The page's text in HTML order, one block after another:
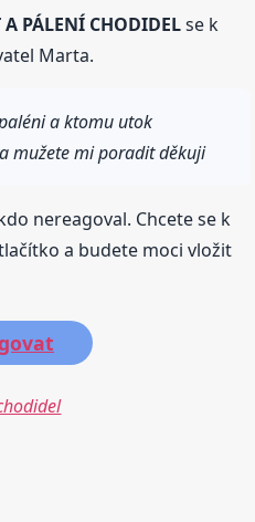
A PÁLENÍ CHODIDELse k
Marta.
a ktomu utok
mužete mi poradit děkuji
nereagoval. Chcete se k
a budete moci vložit